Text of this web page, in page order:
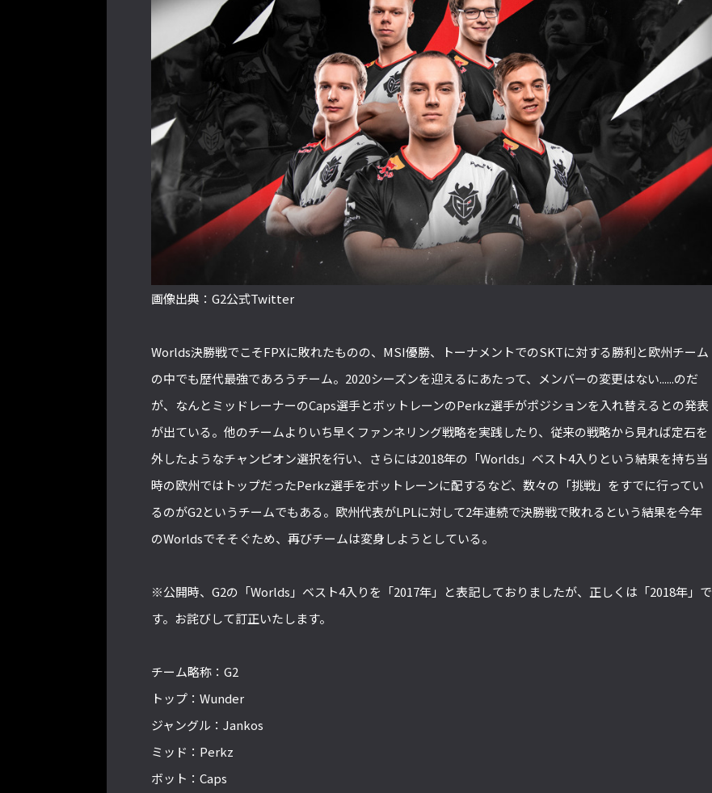
画像出典：G2公式Twitter
Worlds決勝戦でこそFPXに敗れたものの、MSI優勝、トーナメントでのSKTに対する勝利と欧州チーム
の中でも歴代最強であろうチーム。2020シーズンを迎えるにあたって、メンバーの変更はない......のだ
が、なんとミッドレーナーのCaps選手とボットレーンのPerkz選手がポジションを入れ替えるとの発表
が出ている。他のチームよりいち早くファンネリング戦略を実践したり、従来の戦略から見れば定石を
外したようなチャンピオン選択を行い、さらには2018年の「Worlds」ベスト4入りという結果を持ち当
時の欧州ではトップだったPerkz選手をボットレーンに配するなど、数々の「挑戦」をすでに行ってい
るのがG2というチームでもある。欧州代表がLPLに対して2年連続で決勝戦で敗れるという結果を今年
のWorldsでそそぐため、再びチームは変身しようとしている。
※公開時、G2の「Worlds」ベスト4入りを「2017年」と表記しておりましたが、正しくは「2018年」で
す。お詫びして訂正いたします。
チーム略称：G2
トップ：Wunder
ジャングル：Jankos
ミッド：Perkz
ボット：Caps